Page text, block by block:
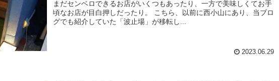
まだセンベロできるお店がいくつもあったり、一方で美味しくてお手
頃なお店が目白押しだったり。 こちら、以前に西小山にあり、当ブロ
グでも紹介していた「波止場」が移転し...
2023.06.29